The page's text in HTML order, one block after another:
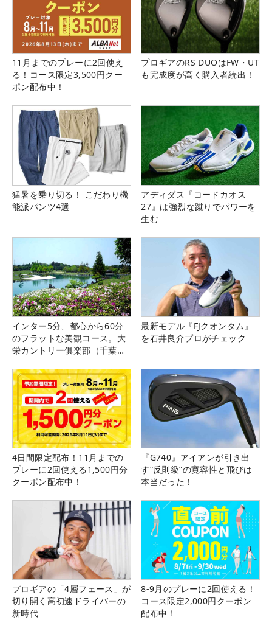
11月までのプレーに2回使え
る！コース限定3,500円クー
ポン配布中！
プロギアのRS DUOはFW・UT
も完成度が高く購入者続出！
猛暑を乗り切る！ こだわり機
能派パンツ4選
アディダス『コードカオス
27』は強烈な蹴りでパワーを
生む
インター5分、都心から60分
のフラットな美観コース。大
栄カントリー俱楽部（千葉
最新モデル『FJクオンタム』
を石井良介プロがチェック
4日間限定配布！11月までの
プレーに2回使える1,500円分
クーポン配布中！
『G740』アイアンが引き出
す“反則級”の寛容性と飛びは
本当だった！
プロギアの「4層フェース」が
切り開く高初速ドライバーの
新時代
8-9月のプレーに2回使える！
コース限定2,000円クーポン
配布中！